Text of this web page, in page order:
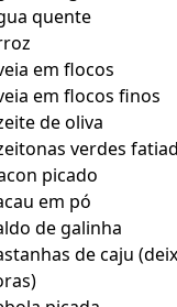
quente
em flocos
em flocos finos
de oliva
verdes
picado
em pó
de galinha
de caju